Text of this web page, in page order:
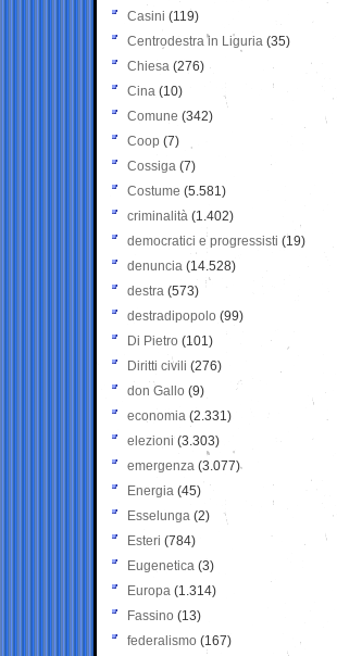
Casini (119)
Centrodestra in Liguria (35)
Chiesa (276)
Cina (10)
Comune (342)
Coop (7)
Cossiga (7)
Costume (5.581)
criminalità (1.402)
democratici e progressisti (19)
denuncia (14.528)
destra (573)
destradipopolo (99)
Di Pietro (101)
Diritti civili (276)
don Gallo (9)
economia (2.331)
elezioni (3.303)
emergenza (3.077)
Energia (45)
Esselunga (2)
Esteri (784)
Eugenetica (3)
Europa (1.314)
Fassino (13)
federalismo (167)